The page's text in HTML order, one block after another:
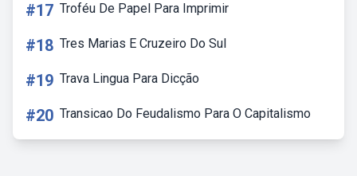
#17 Troféu De Papel Para Imprimir
#18 Tres Marias E Cruzeiro Do Sul
#19 Trava Lingua Para Dicção
#20 Transicao Do Feudalismo Para O Capitalismo